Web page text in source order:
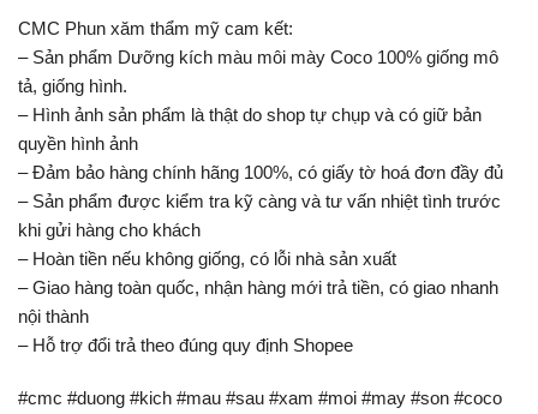
CMC Phun xăm thẩm mỹ cam kết:
– Sản phẩm Dưỡng kích màu môi mày Coco 100% giống mô
tả, giống hình.
– Hình ảnh sản phẩm là thật do shop tự chụp và có giữ bản
quyền hình ảnh
– Đảm bảo hàng chính hãng 100%, có giấy tờ hoá đơn đầy đủ
– Sản phẩm được kiểm tra kỹ càng và tư vấn nhiệt tình trước
khi gửi hàng cho khách
– Hoàn tiền nếu không giống, có lỗi nhà sản xuất
– Giao hàng toàn quốc, nhận hàng mới trả tiền, có giao nhanh
nội thành
– Hỗ trợ đổi trả theo đúng quy định Shopee
#cmc #duong #kich #mau #sau #xam #moi #may #son #coco